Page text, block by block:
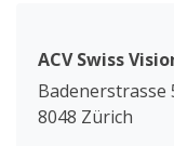
ACV Swiss
Badenerstrasse
8048 Zürich